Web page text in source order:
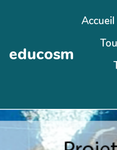
Aller au contenu
educosm
Accueil